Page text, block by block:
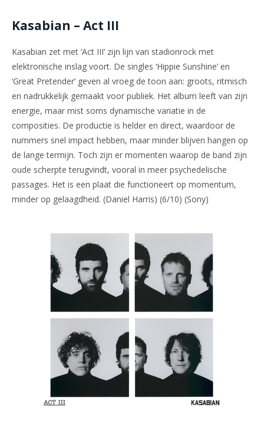
Kasabian – Act III
Kasabian zet met ‘Act III’ zijn lijn van stadionrock met
elektronische inslag voort. De singles ‘Hippie Sunshine’ en
‘Great Pretender’ geven al vroeg de toon aan: groots, ritmisch
en nadrukkelijk gemaakt voor publiek. Het album leeft van zijn
energie, maar mist soms dynamische variatie in de
composities. De productie is helder en direct, waardoor de
nummers snel impact hebben, maar minder blijven hangen op
de lange termijn. Toch zijn er momenten waarop de band zijn
oude scherpte terugvindt, vooral in meer psychedelische
passages. Het is een plaat die functioneert op momentum,
minder op gelaagdheid. (Daniel Harris) (6/10) (Sony)